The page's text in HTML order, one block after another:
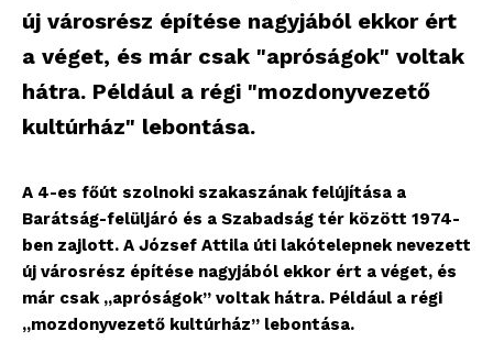
új városrész építése nagyjából ekkor ért
a véget, és már csak "apróságok" voltak
hátra. Például a régi "mozdonyvezető
kultúrház" lebontása.
A 4-es főút szolnoki szakaszának felújítása a
Barátság-felüljáró és a Szabadság tér között 1974-
ben zajlott. A József Attila úti lakótelepnek nevezett
új városrész építése nagyjából ekkor ért a véget, és
már csak „apróságok” voltak hátra. Például a régi
„mozdonyvezető kultúrház” lebontása.